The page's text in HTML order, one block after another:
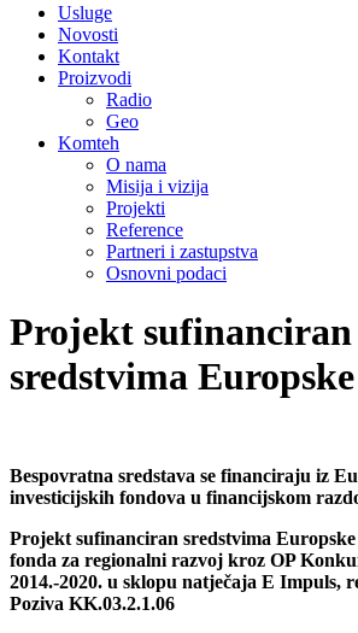
Usluge
Novosti
Kontakt
Proizvodi
Radio
Geo
Komteh
O nama
Misija i vizija
Projekti
Reference
Partneri i zastupstva
Osnovni podaci
Projekt sufinanciran
sredstvima Europske
Bespovratna sredstava se financiraju iz
investicijskih fondova u financijskom
Projekt sufinanciran sredstvima
fonda za regionalni razvoj kroz OP
2014.-2020. u sklopu natječaja E Impuls,
Poziva KK.03.2.1.06